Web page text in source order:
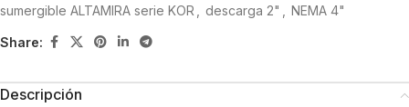
sumergible ALTAMIRA serie KOR
descarga 2" NEMA 4"
Share:
Descripción